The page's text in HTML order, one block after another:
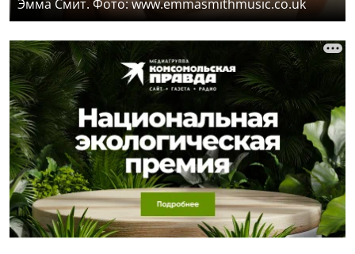
Эмма Смит. Фото: www.emmasmithmusic.co.uk